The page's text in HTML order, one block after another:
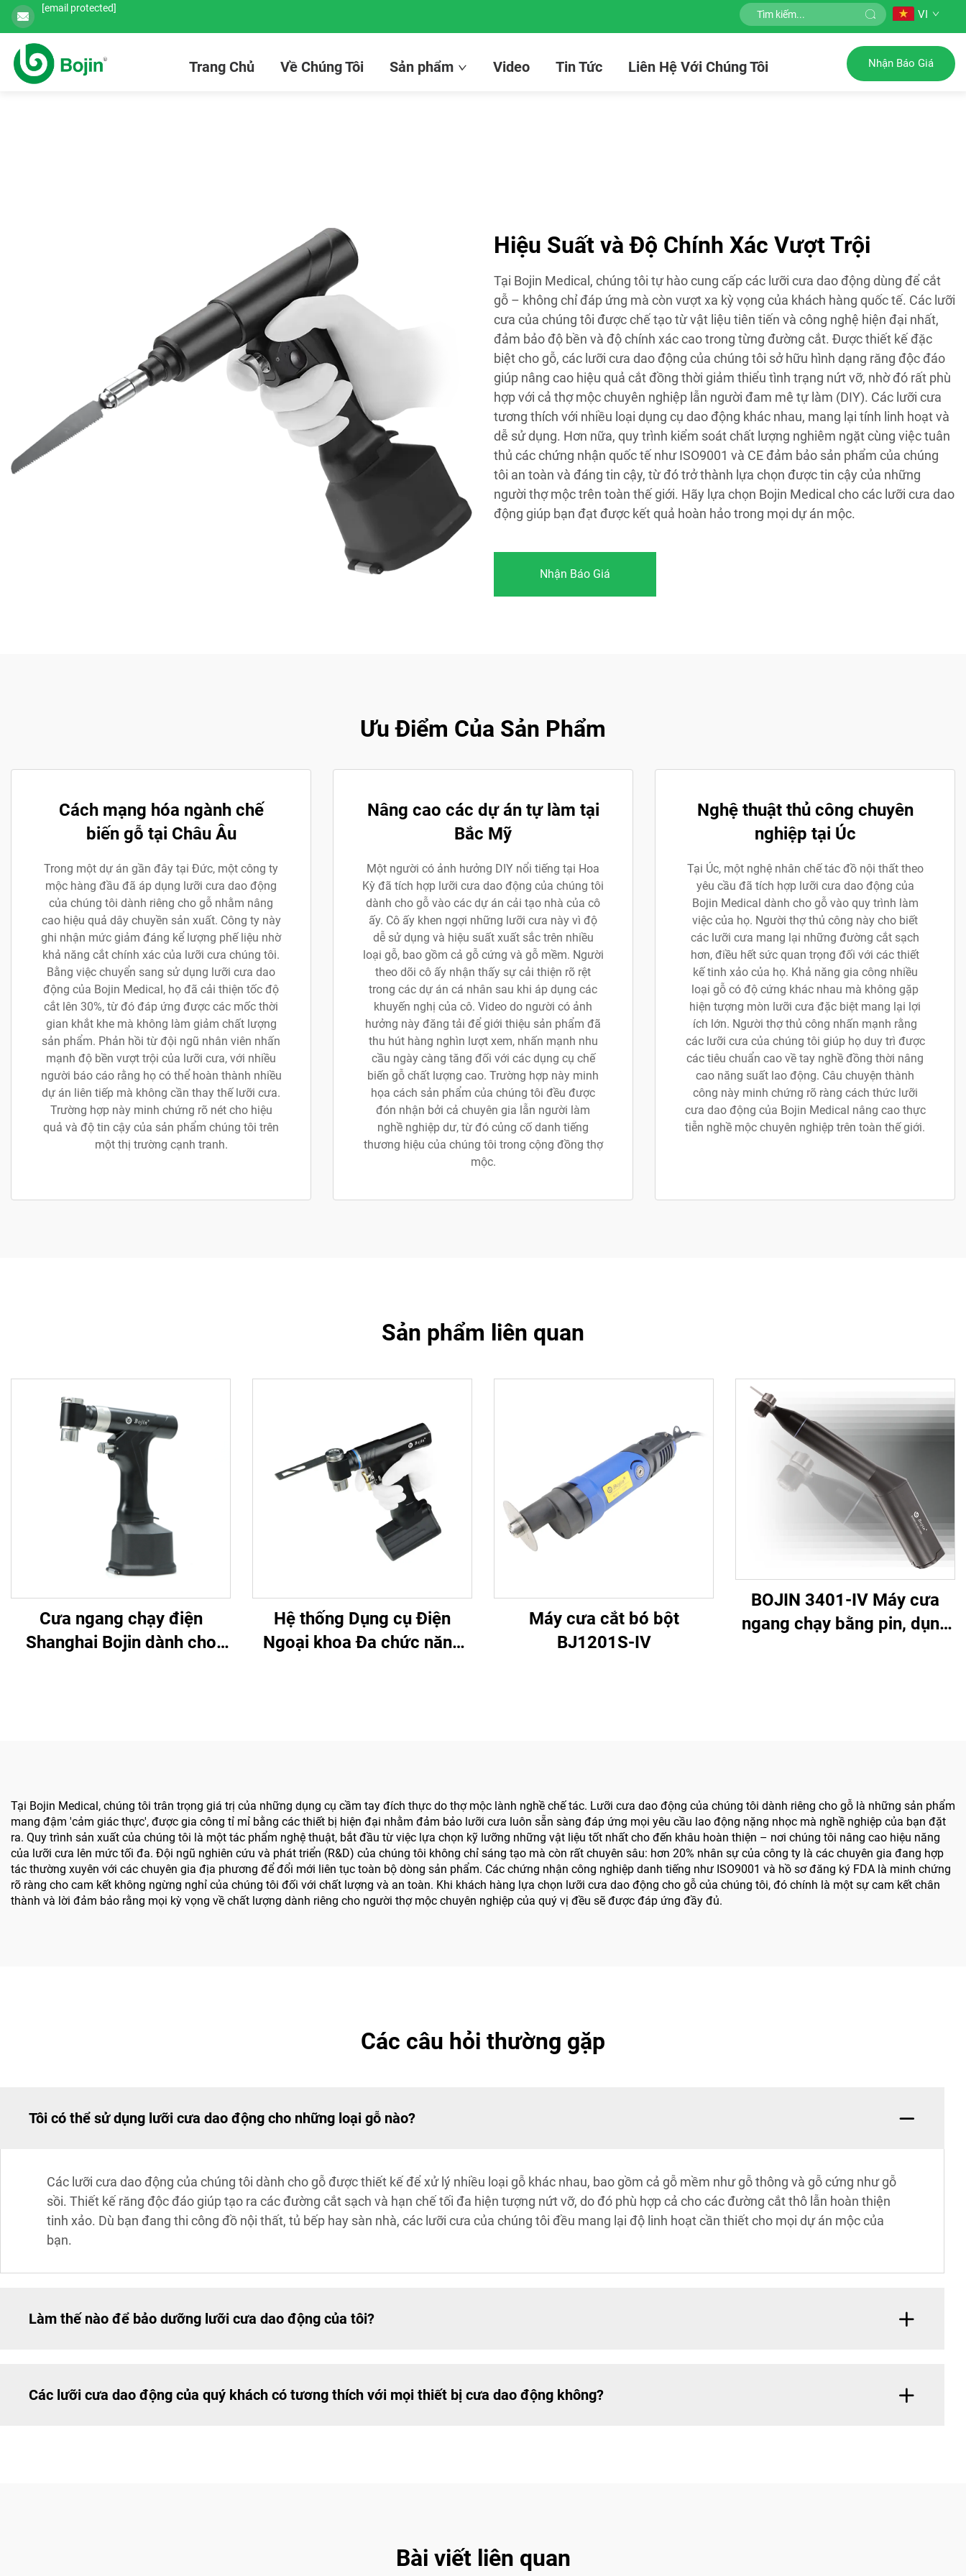
[email protected] VI
Trang Chủ Về Chúng Tôi Sản phẩm Video Tin Tức Liên Hệ Với Chúng Tôi Nhận Báo Giá
Hiệu Suất và Độ Chính Xác Vượt Trội
Tại Bojin Medical, chúng tôi tự hào cung cấp các lưỡi cưa dao động dùng để cắt
gỗ – không chỉ đáp ứng mà còn vượt xa kỳ vọng của khách hàng quốc tế. Các lưỡi
cưa của chúng tôi được chế tạo từ vật liệu tiên tiến và công nghệ hiện đại nhất,
đảm bảo độ bền và độ chính xác cao trong từng đường cắt. Được thiết kế đặc
biệt cho gỗ, các lưỡi cưa dao động của chúng tôi sở hữu hình dạng răng độc đáo
giúp nâng cao hiệu quả cắt đồng thời giảm thiểu tình trạng nứt vỡ, nhờ đó rất phù
hợp với cả thợ mộc chuyên nghiệp lẫn người đam mê tự làm (DIY). Các lưỡi cưa
tương thích với nhiều loại dụng cụ dao động khác nhau, mang lại tính linh hoạt và
dễ sử dụng. Hơn nữa, quy trình kiểm soát chất lượng nghiêm ngặt cùng việc tuân
thủ các chứng nhận quốc tế như ISO9001 và CE đảm bảo sản phẩm của chúng
tôi an toàn và đáng tin cậy, từ đó trở thành lựa chọn được tin cậy của những
người thợ mộc trên toàn thế giới. Hãy lựa chọn Bojin Medical cho các lưỡi cưa dao
động giúp bạn đạt được kết quả hoàn hảo trong mọi dự án mộc.
Nhận Báo Giá
Ưu Điểm Của Sản Phẩm
Cách mạng hóa ngành chế
biến gỗ tại Châu Âu
Trong một dự án gần đây tại Đức, một công ty
mộc hàng đầu đã áp dụng lưỡi cưa dao động
của chúng tôi dành riêng cho gỗ nhằm nâng
cao hiệu quả dây chuyền sản xuất. Công ty này
ghi nhận mức giảm đáng kể lượng phế liệu nhờ
khả năng cắt chính xác của lưỡi cưa chúng tôi.
Bằng việc chuyển sang sử dụng lưỡi cưa dao
động của Bojin Medical, họ đã cải thiện tốc độ
cắt lên 30%, từ đó đáp ứng được các mốc thời
gian khắt khe mà không làm giảm chất lượng
sản phẩm. Phản hồi từ đội ngũ nhân viên nhấn
mạnh độ bền vượt trội của lưỡi cưa, với nhiều
người báo cáo rằng họ có thể hoàn thành nhiều
dự án liên tiếp mà không cần thay thế lưỡi cưa.
Trường hợp này minh chứng rõ nét cho hiệu
quả và độ tin cậy của sản phẩm chúng tôi trên
một thị trường cạnh tranh.
Nâng cao các dự án tự làm tại
Bắc Mỹ
Một người có ảnh hưởng DIY nổi tiếng tại Hoa
Kỳ đã tích hợp lưỡi cưa dao động của chúng tôi
dành cho gỗ vào các dự án cải tạo nhà của cô
ấy. Cô ấy khen ngợi những lưỡi cưa này vì độ
dễ sử dụng và hiệu suất xuất sắc trên nhiều
loại gỗ, bao gồm cả gỗ cứng và gỗ mềm. Người
theo dõi cô ấy nhận thấy sự cải thiện rõ rệt
trong các dự án cá nhân sau khi áp dụng các
khuyến nghị của cô. Video do người có ảnh
hưởng này đăng tải để giới thiệu sản phẩm đã
thu hút hàng nghìn lượt xem, nhấn mạnh nhu
cầu ngày càng tăng đối với các dụng cụ chế
biến gỗ chất lượng cao. Trường hợp này minh
họa cách sản phẩm của chúng tôi đều được
đón nhận bởi cả chuyên gia lẫn người làm
nghề nghiệp dư, từ đó củng cố danh tiếng
thương hiệu của chúng tôi trong cộng đồng thợ
mộc.
Nghệ thuật thủ công chuyên
nghiệp tại Úc
Tại Úc, một nghệ nhân chế tác đồ nội thất theo
yêu cầu đã tích hợp lưỡi cưa dao động của
Bojin Medical dành cho gỗ vào quy trình làm
việc của họ. Người thợ thủ công này cho biết
các lưỡi cưa mang lại những đường cắt sạch
hơn, điều hết sức quan trọng đối với các thiết
kế tinh xảo của họ. Khả năng gia công nhiều
loại gỗ có độ cứng khác nhau mà không gặp
hiện tượng mòn lưỡi cưa đặc biệt mang lại lợi
ích lớn. Người thợ thủ công nhấn mạnh rằng
các lưỡi cưa của chúng tôi giúp họ duy trì được
các tiêu chuẩn cao về tay nghề đồng thời nâng
cao năng suất lao động. Câu chuyện thành
công này minh chứng rõ ràng cách thức lưỡi
cưa dao động của Bojin Medical nâng cao thực
tiễn nghề mộc chuyên nghiệp trên toàn thế giới.
Sản phẩm liên quan
Cưa ngang chạy điện
Shanghai Bojin dành cho
Hệ thống Dụng cụ Điện
Ngoại khoa Đa chức năng
Máy cưa cắt bó bột
BJ1201S-IV
BOJIN 3401-IV Máy cưa
ngang chạy bằng pin, dụng
Tại Bojin Medical, chúng tôi trân trọng giá trị của những dụng cụ cầm tay đích thực do thợ mộc lành nghề chế tác. Lưỡi cưa dao động của chúng tôi dành riêng cho gỗ là những sản phẩm
mang đậm 'cảm giác thực', được gia công tỉ mỉ bằng các thiết bị hiện đại nhằm đảm bảo lưỡi cưa luôn sẵn sàng đáp ứng mọi yêu cầu lao động nặng nhọc mà nghề nghiệp của bạn đặt
ra. Quy trình sản xuất của chúng tôi là một tác phẩm nghệ thuật, bắt đầu từ việc lựa chọn kỹ lưỡng những vật liệu tốt nhất cho đến khâu hoàn thiện – nơi chúng tôi nâng cao hiệu năng
của lưỡi cưa lên mức tối đa. Đội ngũ nghiên cứu và phát triển (R&D) của chúng tôi không chỉ sáng tạo mà còn rất chuyên sâu: hơn 20% nhân sự của công ty là các chuyên gia đang hợp
tác thường xuyên với các chuyên gia địa phương để đổi mới liên tục toàn bộ dòng sản phẩm. Các chứng nhận công nghiệp danh tiếng như ISO9001 và hồ sơ đăng ký FDA là minh chứng
rõ ràng cho cam kết không ngừng nghỉ của chúng tôi đối với chất lượng và an toàn. Khi khách hàng lựa chọn lưỡi cưa dao động cho gỗ của chúng tôi, đó chính là một sự cam kết chân
thành và lời đảm bảo rằng mọi kỳ vọng về chất lượng dành riêng cho người thợ mộc chuyên nghiệp của quý vị đều sẽ được đáp ứng đầy đủ.
Các câu hỏi thường gặp
Tôi có thể sử dụng lưỡi cưa dao động cho những loại gỗ nào?
Các lưỡi cưa dao động của chúng tôi dành cho gỗ được thiết kế để xử lý nhiều loại gỗ khác nhau, bao gồm cả gỗ mềm như gỗ thông và gỗ cứng như gỗ
sồi. Thiết kế răng độc đáo giúp tạo ra các đường cắt sạch và hạn chế tối đa hiện tượng nứt vỡ, do đó phù hợp cả cho các đường cắt thô lẫn hoàn thiện
tinh xảo. Dù bạn đang thi công đồ nội thất, tủ bếp hay sàn nhà, các lưỡi cưa của chúng tôi đều mang lại độ linh hoạt cần thiết cho mọi dự án mộc của
bạn.
Làm thế nào để bảo dưỡng lưỡi cưa dao động của tôi?
Các lưỡi cưa dao động của quý khách có tương thích với mọi thiết bị cưa dao động không?
Bài viết liên quan